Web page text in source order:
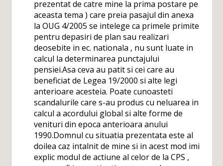
prezentat de catre mine la prima postare pe
aceasta tema ) care preia pasajul din anexa
la OUG 4/2005 se intelege ca primele primite
pentru depasiri de plan sau realizari
deosebite in ec. nationala , nu sunt luate in
calcul la determinarea punctajului
pensiei.Asa ceva au patit si cei care au
beneficiat de Legea 19/2000 si alte legi
anterioare acesteia. Poate cunoasteti
scandalurile care s-au produs cu neluarea in
calcul a acordului global si alte forme de
venituri din epoca anterioara anului
1990.Domnul cu situatia prezentata este al
doilea caz intalnit de mine si in acest mod imi
explic modul de actiune al celor de la CPS ,